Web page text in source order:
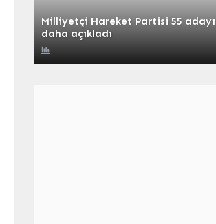
Milliyetçi Hareket Partisi 55 adayı
daha açıkladı